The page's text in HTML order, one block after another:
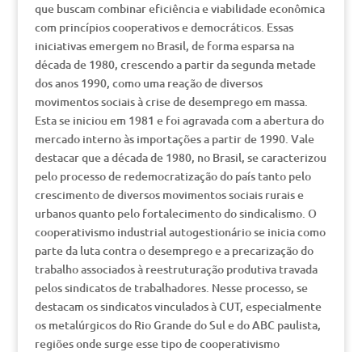
que buscam combinar eficiência e viabilidade econômica
com princípios cooperativos e democráticos. Essas
iniciativas emergem no Brasil, de forma esparsa na
década de 1980, crescendo a partir da segunda metade
dos anos 1990, como uma reação de diversos
movimentos sociais à crise de desemprego em massa.
Esta se iniciou em 1981 e foi agravada com a abertura do
mercado interno às importações a partir de 1990. Vale
destacar que a década de 1980, no Brasil, se caracterizou
pelo processo de redemocratização do país tanto pelo
crescimento de diversos movimentos sociais rurais e
urbanos quanto pelo fortalecimento do sindicalismo. O
cooperativismo industrial autogestionário se inicia como
parte da luta contra o desemprego e a precarização do
trabalho associados à reestruturação produtiva travada
pelos sindicatos de trabalhadores. Nesse processo, se
destacam os sindicatos vinculados à CUT, especialmente
os metalúrgicos do Rio Grande do Sul e do ABC paulista,
regiões onde surge esse tipo de cooperativismo